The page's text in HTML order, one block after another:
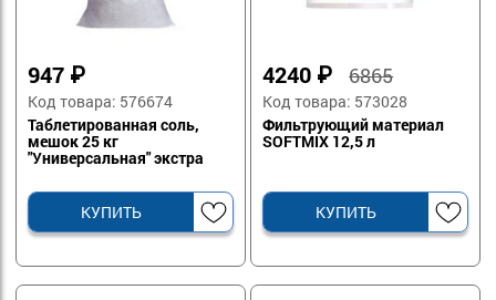
947 ₽
Код товара: 576674
Таблетированная соль,
мешок 25 кг
"Универсальная" экстра
(производство г.
Волгоград)КУПИТЬ
4240 ₽6865
Код товара: 573028
Фильтрующий материал
SOFTMIX 12,5 л
КУПИТЬ